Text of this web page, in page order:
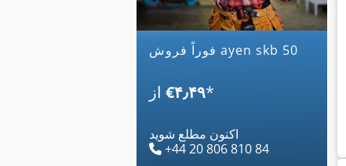
فوراً فروش ayen skb 50
‎€۴٫۴۹*
اکنون مطلع شوید
+44 20 806 810 84